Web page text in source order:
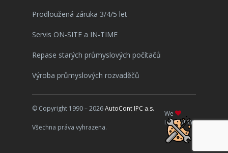
Prodloužená záruka 3/4/5 let
Servis ON-SITE a IN-TIME
Repase starých průmyslových počítačů
Výroba průmyslových rozvaděčů
© Copyright 1990 – 2026AutoCont IPC a.s.
Všechna práva vyhrazena.
We
INDUSTRY